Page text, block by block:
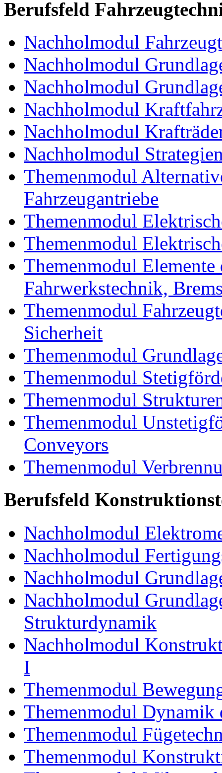
Berufsfeld
Nachholmodul
Nachholmodul
Nachholmodul
Nachholmodul
Nachholmodul
Nachholmodul
Themenmodul
Fahrzeugantriebe
Themenmodul
Themenmodul
Themenmodul Elemente
Fahrwerkstechnik,
Themenmodul
Sicherheit
Themenmodul
Themenmodul
Themenmodul
Themenmodul
Conveyors
Themenmodul
Berufsfeld
Nachholmodul
Nachholmodul
Nachholmodul
Nachholmodul
Strukturdynamik
Nachholmodul
I
Themenmodul
Themenmodul Dynamik
Themenmodul
Themenmodul